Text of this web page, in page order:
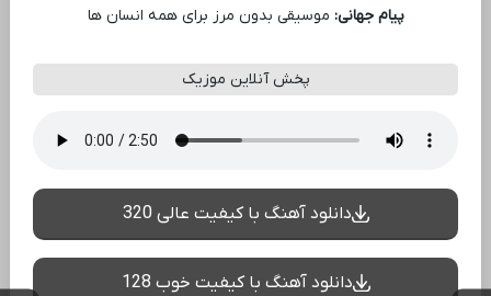
پیام جهانی: موسیقی بدون مرز برای همه انسان‌ ها
پخش آنلاین موزیک
دانلود آهنگ با کیفیت عالی 320
دانلود آهنگ با کیفیت خوب 128